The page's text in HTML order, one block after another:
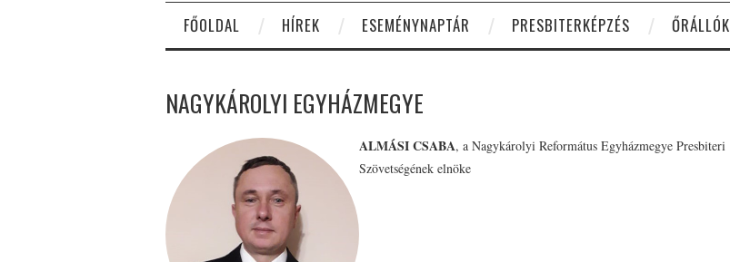
FŐOLDAL HÍREK ESEMÉNYNAPTÁR PRESBITERKÉPZÉS ŐRÁLLÓK
NAGYKÁROLYI EGYHÁZMEGYE
ALMÁSI CSABA, a Nagykárolyi Református Egyházmegye Presbiteri
Szövetségének elnöke